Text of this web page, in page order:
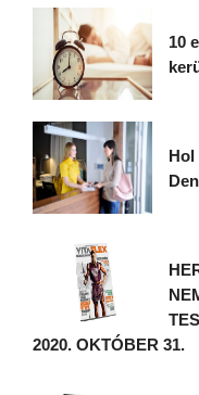
10
2020. OKTÓBER 31.